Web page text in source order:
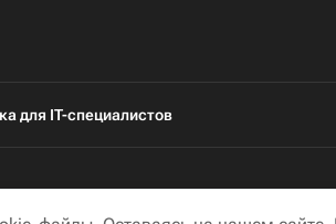
для IT-специалистов